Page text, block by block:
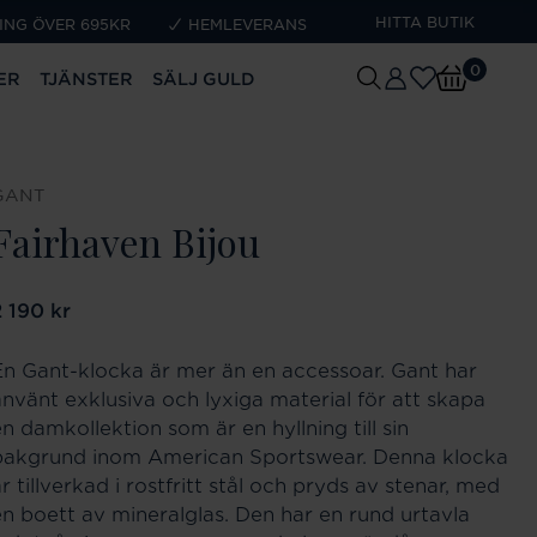
ÖVER 695KR HEMLEVERANS HITTA BUTIK
TJÄNSTER SÄLJ GULD 0
Bijou
:2 190 kr
190 kr
Gant-klocka är mer än en accessoar. Gant har
exklusiva och lyxiga material för att skapa
damkollektion som är en hyllning till sin
inom American Sportswear. Denna klocka
tillverkad i rostfritt stål och pryds av stenar, med
boett av mineralglas. Den har en rund urtavla